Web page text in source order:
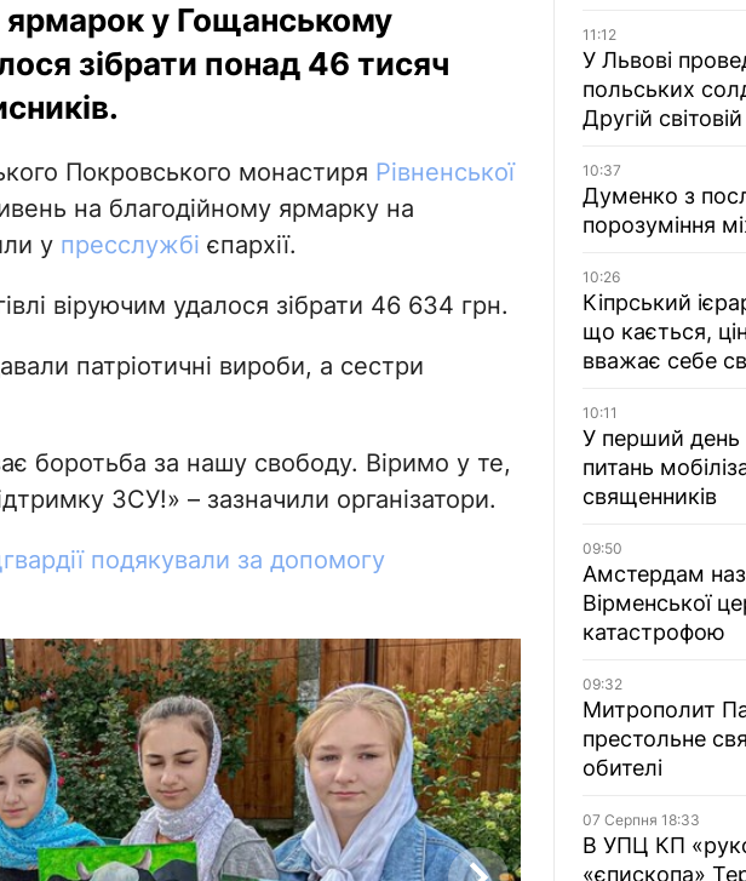
ярмарок у Гощанському
зібрати понад 46 тисяч
Покровського монастиря Рівненської
на благодійному ярмарку на
у пресслужбі єпархії.
віруючим удалося зібрати 46 634 грн.
патріотичні вироби, а сестри
боротьба за нашу свободу. Віримо у те,
ЗСУ!» – зазначили організатори.
подякували за допомогу
11:12
У Львові
польських
Другій світовій
10:37
Думенко з
порозуміння
10:26
Кіпрський
що кається,
вважає себе
10:11
У перший день
питань
священників
09:50
Амстердам
Вірменської
катастрофою
09:32
Митрополит
престольне
обителі
07 Серпня 18:33
В УПЦ КП
«єпископа»